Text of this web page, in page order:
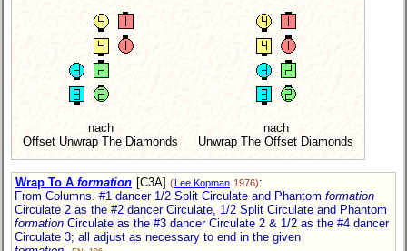
nach
Offset Unwrap The Diamonds
nach
Unwrap The Offset Diamonds
Wrap To A formation [C3A] ( Lee Kopman 1976):
From Columns. #1 dancer 1/2 Split Circulate and Phantom formation
Circulate 2 as the #2 dancer Circulate, 1/2 Split Circulate and Phantom
formation Circulate as the #3 dancer Circulate 2 & 1/2 as the #4 dancer
Circulate 3; all adjust as necessary to end in the given